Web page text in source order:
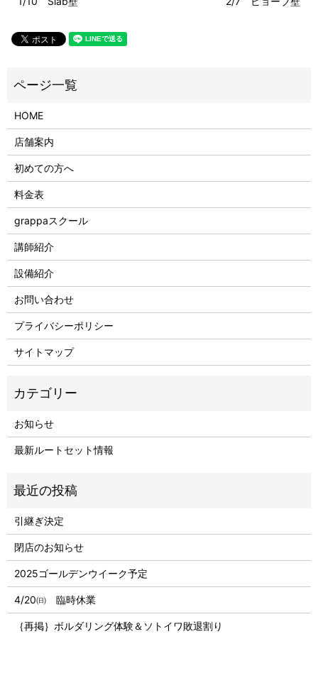
HOME
店舗案内
初めての方へ
料金表
grappaスクール
講師紹介
設備紹介
お問い合わせ
プライバシーポリシー
サイトマップ
お知らせ
最新ルートセット情報
引継ぎ決定
閉店のお知らせ
2025ゴールデンウイーク予定
4/20㈰ 臨時休業
｛再掲｝ボルダリング体験＆ソトイワ敗退割り